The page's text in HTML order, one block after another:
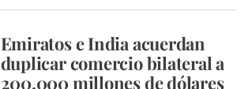
Emiratos e India acuerdan
duplicar comercio bilateral a
200.000 millones de dólares